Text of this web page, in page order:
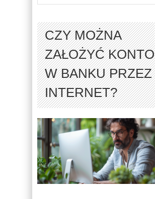
CZY MOŻNA
ZAŁOŻYĆ KONTO
W BANKU PRZEZ
INTERNET?